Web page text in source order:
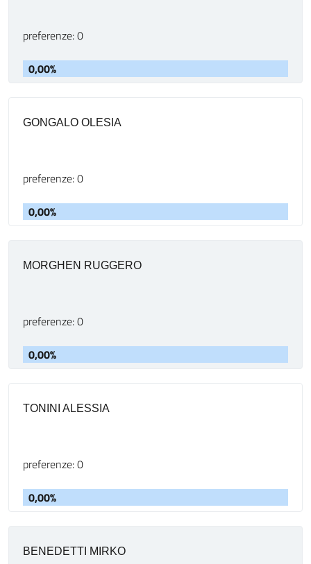
preferenze: 0
0,00%
GONGALO OLESIA
preferenze: 0
0,00%
MORGHEN RUGGERO
preferenze: 0
0,00%
TONINI ALESSIA
preferenze: 0
0,00%
BENEDETTI MIRKO